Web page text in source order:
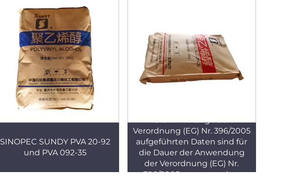
SINOPEC SUNDY PVA 20-92
und PVA 092-35
Die in Anhang I der
Verordnung (EG) Nr. 396/2005
aufgeführten Daten sind für
die Dauer der Anwendung
der Verordnung (EG) Nr.
396/2005 zu verwenden.